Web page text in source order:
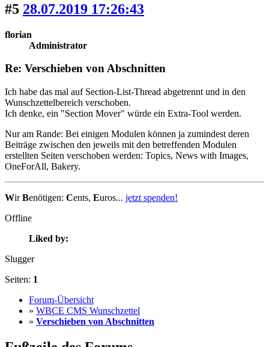
#5 28.07.2019 17:26:43
florian
Administrator
Re: Verschieben von Abschnitten
Ich habe das mal auf Section-List-Thread abgetrennt und in den
Wunschzettelbereich verschoben.
Ich denke, ein "Section Mover" würde ein Extra-Tool werden.
Nur am Rande: Bei einigen Modulen können ja zumindest deren
Beiträge zwischen den jeweils mit den betreffenden Modulen
erstellten Seiten verschoben werden: Topics, News with Images,
OneForAll, Bakery.
WirBenötigen: Cents, Euros... jetzt spenden!
Offline
Liked by:
Slugger
Seiten: 1
Forum-Übersicht
» WBCE CMS Wunschzettel
» Verschieben von Abschnitten